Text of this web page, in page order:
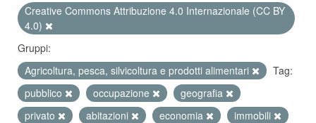
Creative Commons Attribuzione 4.0 Internazionale (CC BY
4.0)
Gruppi:
Agricoltura, pesca, silvicoltura e prodotti alimentari
Tag:
pubblico
occupazione
geografia
privato
abitazioni economia
immobili